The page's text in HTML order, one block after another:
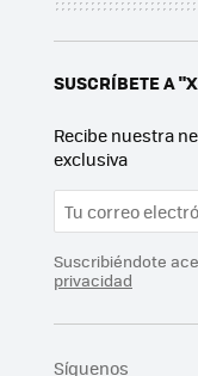
SUSCRÍBETE A
Recibe nuestra
exclusiva
Suscribiéndote
privacidad
Síguenos